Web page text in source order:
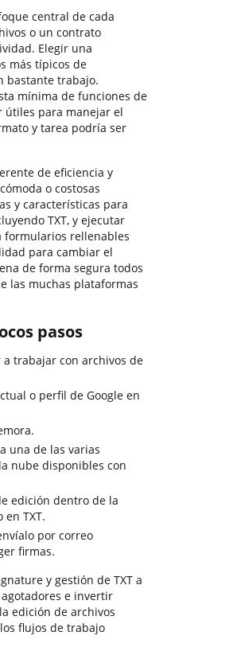
central de cada
o un contrato
Elegir una
más típicos de
bastante trabajo.
mínima de funciones de
útiles para manejar el
y tarea podría ser
de eficiencia y
o costosas
y características para
TXT, y ejecutar
formularios rellenables
para cambiar el
de forma segura todos
las muchas plataformas
pasos
trabajar con archivos de
o perfil de Google en
una de las varias
nube disponibles con
edición dentro de la
TXT.
por correo
firmas.
y gestión de TXT a
e invertir
edición de archivos
flujos de trabajo